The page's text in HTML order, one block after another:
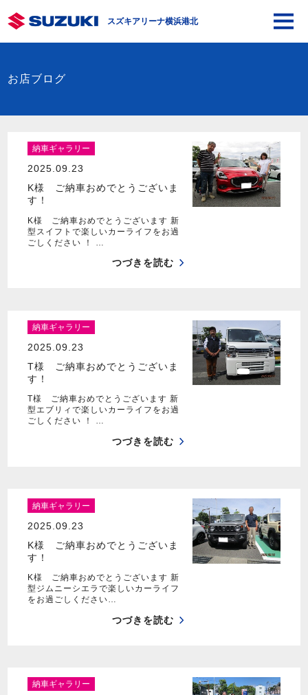
スズキアリーナ横浜港北
お店ブログ
納車ギャラリー
2025.09.23
K様 ご納車おめでとうございま
す！
K様 ご納車おめでとうございます 新
型スイフトで楽しいカーライフをお過
ごしください ！ …
つづきを読む
納車ギャラリー
2025.09.23
T様 ご納車おめでとうございま
す！
T様 ご納車おめでとうございます 新
型エブリィで楽しいカーライフをお過
ごしください ！ …
つづきを読む
納車ギャラリー
2025.09.23
K様 ご納車おめでとうございま
す！
K様 ご納車おめでとうございます 新
型ジムニーシエラで楽しいカーライフ
をお過ごしください…
つづきを読む
納車ギャラリー